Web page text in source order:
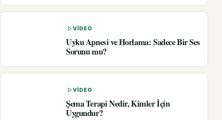
VIDEO
Uyku Apnesi ve Horlama: Sadece Bir Ses
Sorunu mu?
VIDEO
Şema Terapi Nedir, Kimler İçin
Uygundur?